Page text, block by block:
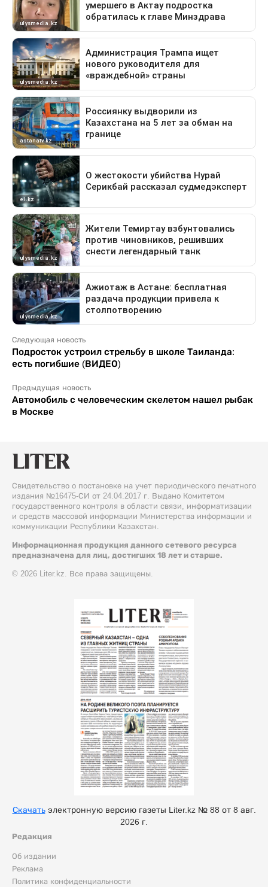
Следующая новость
Подросток устроил стрельбу в школе Таиланда:
есть погибшие (ВИДЕО)
Предыдущая новость
Автомобиль с человеческим скелетом нашел рыбак
в Москве
Свидетельство о постановке на учет периодического печатного
издания №16475-СИ от 24.04.2017 г. Выдано Комитетом
государственного контроля в области связи, информатизации
и средств массовой информации Министерства информации и
коммуникации Республики Казахстан.
Информационная продукция данного сетевого ресурса
предназначена для лиц, достигших 18 лет и старше.
© 2026 Liter.kz. Все права защищены.
Редакция
Об издании
Реклама
Политика конфиденциальности
Скачатьэлектронную версию газеты Liter.kz № 88 от 8 авг.
2026 г.